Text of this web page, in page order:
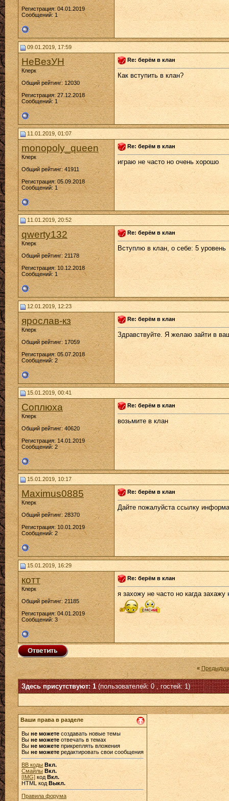
Регистрация: 04.01.2019
Сообщений: 1
09.01.2019, 17:59
НеВезУН
Клерк
Общий рейтинг: 12030
Регистрация: 27.12.2018
Сообщений: 1
Re: берём в клан
Как вступить в клан?
11.01.2019, 01:07
monopoly_queen
Клерк
Общий рейтинг: 41911
Регистрация: 05.09.2018
Сообщений: 1
Re: берём в клан
играю не часто но очень хорошо
11.01.2019, 20:52
qwerty132
Клерк
Общий рейтинг: 21178
Регистрация: 10.12.2018
Сообщений: 1
Re: берём в клан
Вступлю в клан, о себе: 5 уровень
12.01.2019, 12:23
ярослав-кз
Клерк
Общий рейтинг: 17059
Регистрация: 05.07.2018
Сообщений: 2
Re: берём в клан
Здравствуйте. Я желаю зайти в
15.01.2019, 00:41
Соплюха
Клерк
Общий рейтинг: 40620
Регистрация: 14.01.2019
Сообщений: 2
Re: берём в клан
возьмите в клан
15.01.2019, 10:17
Maximus0885
Клерк
Общий рейтинг: 28370
Регистрация: 10.01.2019
Сообщений: 2
Re: берём в клан
Дайте пожалуйста ссылку
15.01.2019, 16:29
котт
Клерк
Общий рейтинг: 21185
Регистрация: 04.01.2019
Сообщений: 3
Re: берём в клан
я захожу не часто но кагда захажу
«
Здесь присутствуют: 1(пользователей: 0 , гостей: 1)
Ваши права в разделе
Вы не можете создавать новые темы
Выне можете отвечать в темах
Выне можете прикреплять вложения
Вы не можетередактировать свои сообщения
BB коды Вкл.
Смайлы Вкл.
[IMG] код Вкл.
HTML код Выкл.
Правила форума